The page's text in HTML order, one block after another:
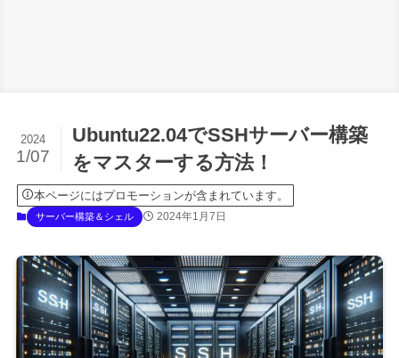
Ubuntu22.04でSSHサーバー構築
をマスターする方法！
2024
1/07
本ページにはプロモーションが含まれています。
サーバー構築＆シェル 2024年1月7日